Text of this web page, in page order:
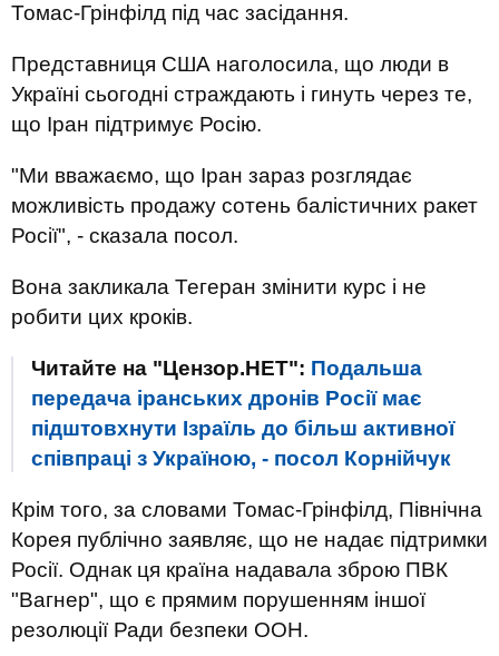
Томас-Грінфілд під час засідання.
Представниця США наголосила, що люди в
Україні сьогодні страждають і гинуть через те,
що Іран підтримує Росію.
"Ми вважаємо, що Іран зараз розглядає
можливість продажу сотень балістичних ракет
Росії", - сказала посол.
Вона закликала Тегеран змінити курс і не
робити цих кроків.
Читайте на "Цензор.НЕТ": Подальша
передача іранських дронів Росії має
підштовхнути Ізраїль до більш активної
співпраці з Україною, - посол Корнійчук
Крім того, за словами Томас-Грінфілд, Північна
Корея публічно заявляє, що не надає підтримки
Росії. Однак ця країна надавала зброю ПВК
"Вагнер", що є прямим порушенням іншої
резолюції Ради безпеки ООН.